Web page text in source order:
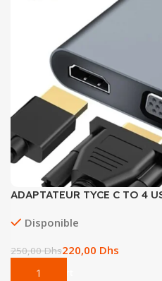
ADAPTATEUR TYCE C TO 4
Disponible
250,00Dhs220,00 Dhs
Add To Cart